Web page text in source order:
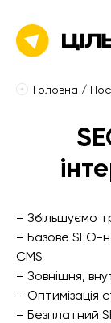
Головна /
– Збільшуємо
– Базове SEO-
CMS
– Зовнішня,
– Оптимізація
– Безплатний